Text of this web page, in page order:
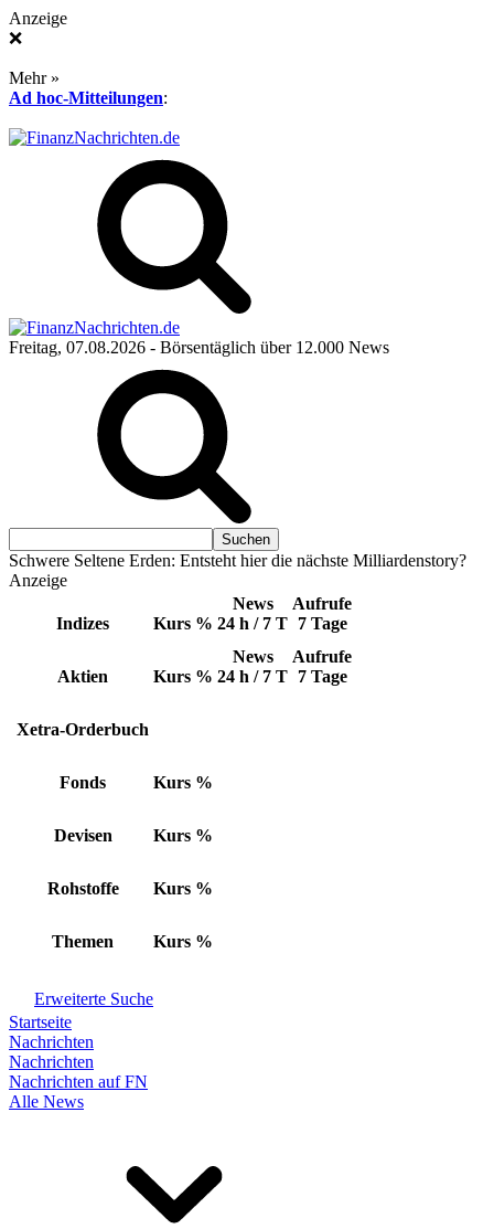
Anzeige
❌
Mehr »
Ad hoc-Mitteilungen:
Freitag, 07.08.2026 - Börsentäglich über 12.000 News
Schwere Seltene Erden: Entsteht hier die nächste Milliardenstory?
Anzeige
Indizes Kurs %
News
24 h / 7 T
Aufrufe
7 Tage
Aktien Kurs %
News
24 h / 7 T
Aufrufe
7 Tage
Xetra-Orderbuch
Fonds Kurs %
Devisen Kurs %
Rohstoffe Kurs %
Themen Kurs %
Erweiterte Suche
Startseite
Nachrichten
Nachrichten
Nachrichten auf FN
Alle News